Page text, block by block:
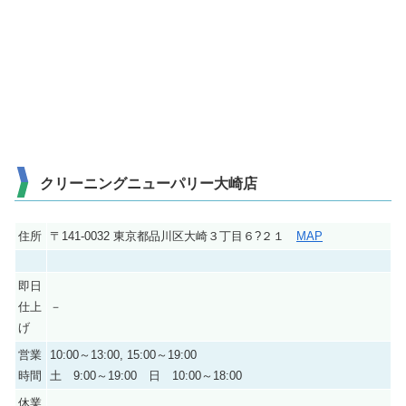
クリーニングニューパリー大崎店
住所 〒141-0032 東京都品川区大崎３丁目６?２１ MAP
即日
仕上
げ
－
営業
時間
10:00～13:00, 15:00～19:00
土 9:00～19:00 日 10:00～18:00
休業